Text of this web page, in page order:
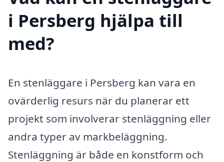
i Persberg hjälpa till
med?
En stenläggare i Persberg kan vara en
ovärderlig resurs när du planerar ett
projekt som involverar stenläggning eller
andra typer av markbeläggning.
Stenläggning är både en konstform och